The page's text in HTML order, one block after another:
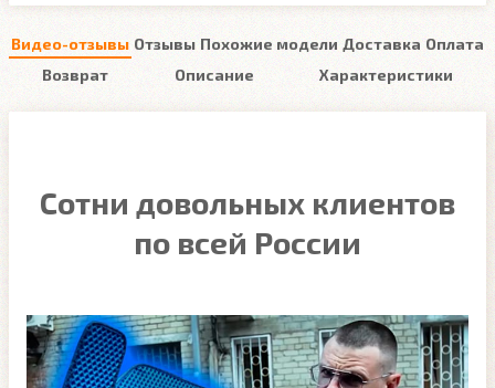
Видео-отзывы Отзывы Похожие модели Доставка Оплата
Возврат
Описание Характеристики
Сотни довольных клиентов
по всей России